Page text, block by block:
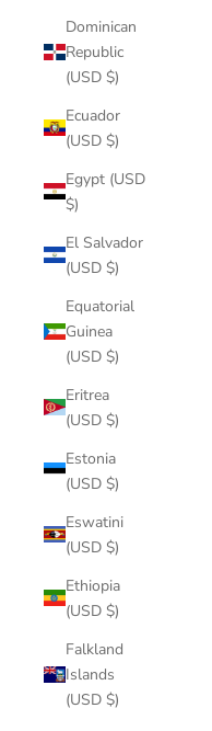
Dominican
Republic
(USD $)
Ecuador
(USD $)
Egypt (USD
$)
El Salvador
(USD $)
Equatorial
Guinea
(USD $)
Eritrea
(USD $)
Estonia
(USD $)
Eswatini
(USD $)
Ethiopia
(USD $)
Falkland
Islands
(USD $)